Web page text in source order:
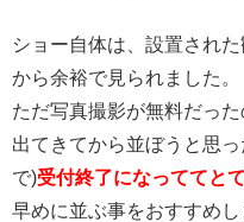
ショー自体は、設置され
から余裕で見られました。
ただ写真撮影が無料だっ
出てきてから並ぼうと思
で)受付終了になっててと
早めに並ぶ事をおすすめし